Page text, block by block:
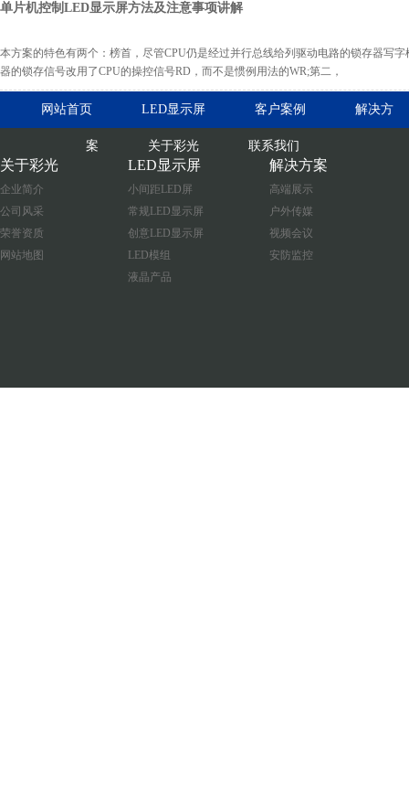
单片机控制LED显示屏方法及注意事项讲解
本方案的特色有两个：榜首，尽管CPU仍是经过并行总线给列驱动电路的锁存器写
器的锁存信号改用了CPU的操控信号RD，而不是惯例用法的WR;第二，
网站首页 LED显示屏 客户案例 解决方
案 关于彩光 联系我们
关于彩光
企业简介
公司风采
荣誉资质
网站地图
LED显示屏
小间距LED屏
常规LED显示屏
创意LED显示屏
LED模组
液晶产品
解决方案
高端展示
户外传媒
视频会议
安防监控